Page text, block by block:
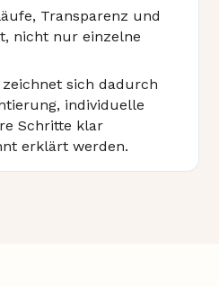
Transparenz und
nicht nur einzelne
sich dadurch
individuelle
Schritte klar
erklärt werden.